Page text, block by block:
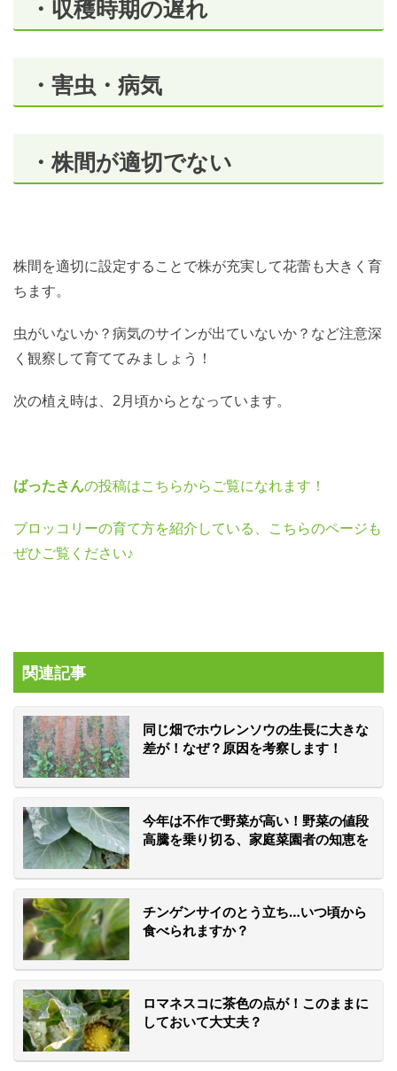
・収穫時期の遅れ
・害虫・病気
・株間が適切でない
株間を適切に設定することで株が充実して花蕾も大きく育
ちます。
虫がいないか？病気のサインが出ていないか？など注意深
く観察して育ててみましょう！
次の植え時は、2月頃からとなっています。
ばったさんの投稿はこちらからご覧になれます！
ブロッコリーの育て方を紹介している、こちらのページも
ぜひご覧ください♪
関連記事
同じ畑でホウレンソウの生長に大きな
差が！なぜ？原因を考察します！
今年は不作で野菜が高い！野菜の値段
高騰を乗り切る、家庭菜園者の知恵を
チンゲンサイのとう立ち…いつ頃から
食べられますか？
ロマネスコに茶色の点が！このままに
しておいて大丈夫？